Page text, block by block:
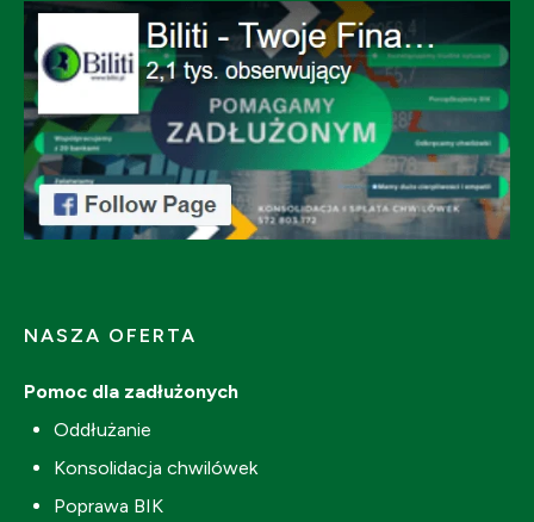
NASZA OFERTA
Pomoc dla zadłużonych
Oddłużanie
Konsolidacja chwilówek
Poprawa BIK